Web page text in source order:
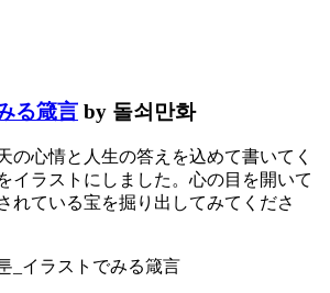
る箴言 by 돌쇠만화
の心情と人生の答えを込めて書いてく
イラストにしました。心の目を開いて
れている宝を掘り出してみてくださ
_イラストでみる箴言